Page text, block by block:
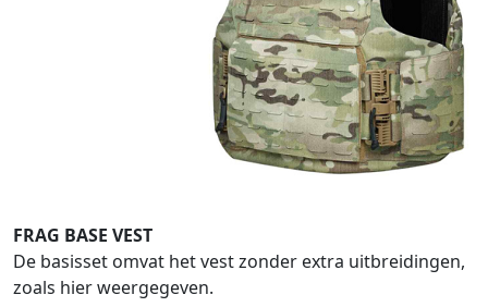
FRAG BASE VEST
De basisset omvat het vest zonder extra uitbreidingen,
zoals hier weergegeven.